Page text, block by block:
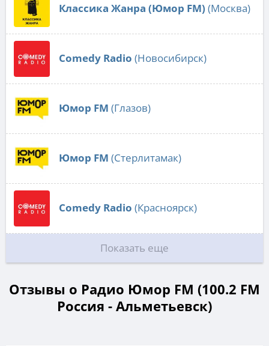
Классика Жанра (Юмор FM) (Москва)
Comedy Radio (Новосибирск)
Юмор FM (Глазов)
Юмор FM (Стерлитамак)
Comedy Radio (Красноярск)
Показать еще
Отзывы о Радио Юмор FM (100.2 FM
Россия - Альметьевск)